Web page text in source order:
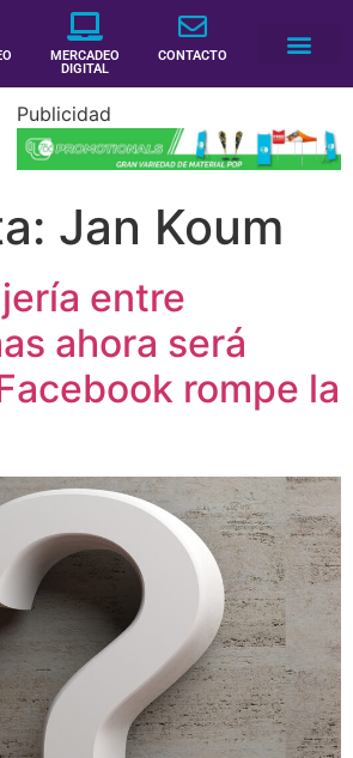
MERCADEO
DIGITAL
CONTACTO
Publicidad
Jan Koum
entre
ahora será
rompe la